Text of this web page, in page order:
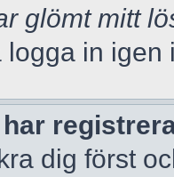
glömt mitt
logga in igen
dig först